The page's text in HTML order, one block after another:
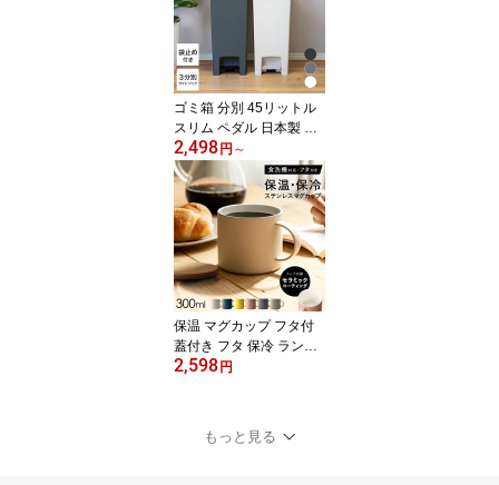
ング ごみ箱 ペダル式 ペ
ダル タオルラック フラ
ップ式 前開き 薄型 ワイ
ド アスベル ASVEL
ゴミ箱 分別 45リットル
スリム ペダル 日本製 お
しゃれ キッチン ふた付
き 縦型 大容量 ワゴン 45
l ダストボックス リビン
グ ごみ箱 グレー ブラッ
ク ホワイト シンプル ス
タイリッシュ 【 アスベ
ル エバン ASVEL EBAN
EC ペダル スリム 45L 2
個セット 】
2,498 円 ～
保温 マグカップ フタ付
蓋付き フタ 保冷 ランキ
ング受賞 保温マグカップ
ア キャンプ 入園入学 新
生活 セラミック イエロ
2,598 円
もっと見る